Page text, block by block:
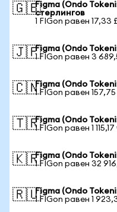
🇬🇧Figma (Ondo
стерлингов
1 FIGon равен 17,33 £
🇯🇵Figma (Ondo
1 FIGon равен 3
🇨🇳Figma (Ondo
1 FIGon равен 157,75
🇹🇷Figma (Ondo
1 FIGon равен 1 115,17
🇰🇷Figma (Ondo
1 FIGon равен 32
🇷🇺Figma (Ondo
1 FIGon равен 1